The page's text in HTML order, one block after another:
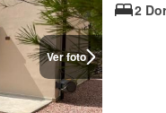
Ver foto
2